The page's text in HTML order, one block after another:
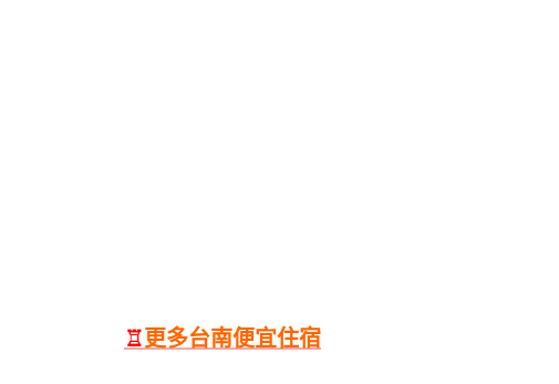
♖更多台南便宜住宿